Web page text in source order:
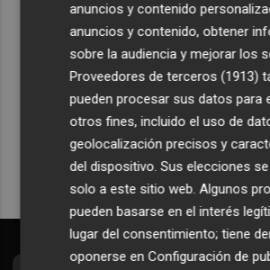
Recibe toda la
Plaza Podcast en tu
Quiero
anuncios y contenido
anuncios y contenido, obtener
sobre la audiencia y mejorar los
Proveedores de terceros (1913)
pueden procesar sus datos para
otros fines, incluido el uso de
geolocalización precisos y
del dispositivo. Sus elecciones
solo a este sitio web. Algunos
pueden basarse en el interés
lugar del consentimiento; tiene
oponerse enConfiguración de